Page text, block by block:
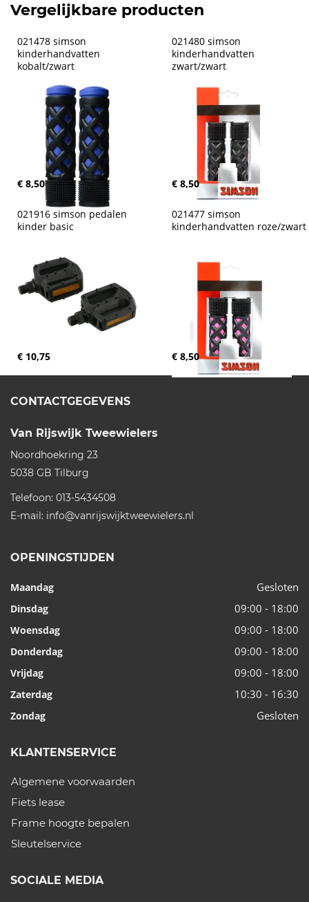
Vergelijkbare producten
021478 simson
kinderhandvatten
kobalt/zwart
€ 8,50
021480 simson
kinderhandvatten
zwart/zwart
€ 8,50
021916 simson pedalen
kinder basic
€ 10,75
021477 simson
kinderhandvatten roze/zwart
€ 8,50
CONTACTGEGEVENS
Van Rijswijk Tweewielers
Noordhoekring 23
5038 GB Tilburg
Telefoon: 013-5434508
E-mail: info@vanrijswijktweewielers.nl
OPENINGSTIJDEN
Maandag Gesloten
Dinsdag 09:00 - 18:00
Woensdag 09:00 - 18:00
Donderdag 09:00 - 18:00
Vrijdag 09:00 - 18:00
Zaterdag 10:30 - 16:30
Zondag Gesloten
KLANTENSERVICE
Algemene voorwaarden
Fiets lease
Frame hoogte bepalen
Sleutelservice
SOCIALE MEDIA